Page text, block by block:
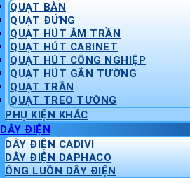
QUẠT BÀN
QUẠT ĐỨNG
QUẠT HÚT ÂM TRẦN
QUẠT HÚT CABINET
QUẠT HÚT CÔNG NGHIỆP
QUẠT HÚT GẮN TƯỜNG
QUẠT TRẦN
QUẠT TREO TƯỜNG
PHỤ KIỆN KHÁC
DÂY ĐIỆN
DÂY ĐIỆN CADIVI
DÂY ĐIỆN DAPHACO
ỐNG LUỒN DÂY ĐIỆN